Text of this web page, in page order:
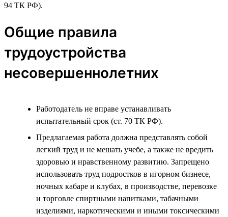
94 ТК РФ).
Общие правила
трудоустройства
несовершеннолетних
Работодатель не вправе устанавливать
испытательный срок (ст. 70 ТК РФ).
Предлагаемая работа должна представлять собой
легкий труд и не мешать учебе, а также не вредить
здоровью и нравственному развитию. Запрещено
использовать труд подростков в игорном бизнесе,
ночных кабаре и клубах, в производстве, перевозке
и торговле спиртными напитками, табачными
изделиями, наркотическими и иными токсическими